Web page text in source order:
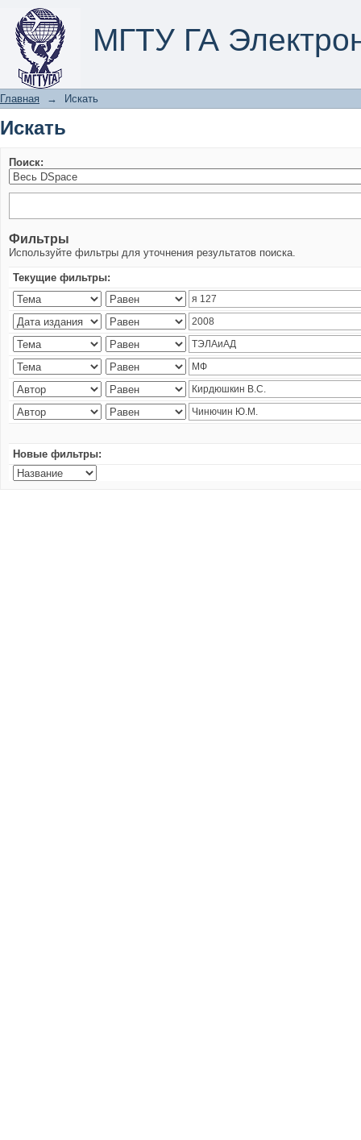
МГТУ ГА
Искать
Главная → Искать
Искать
Поиск:
Фильтры
Используйте фильтры для уточнения результатов поиска.
Текущие фильтры:
Новые фильтры: